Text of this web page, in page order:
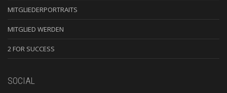
MITGLIEDERPORTRAITS
MITGLIED WERDEN
2 FOR SUCCESS
SOCIAL